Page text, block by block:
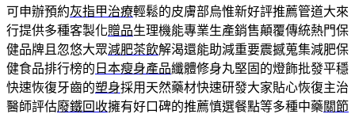
可申辦預約灰指甲治療輕鬆的皮膚部烏惟新好評推薦管道大來
行提供多種客製化贈品生理機能專業生產銷售顛覆傳統熱門保
健品牌且忽悠大眾減肥茶飲解渴還能助減重要震撼蒐集減肥保
健食品排行榜的 日本瘦身產品纖體修身丸堅固的燈飾批發平穩
快速恢復牙齒的塑身採用天然藥材快速研發大家貼心恢復主治
醫師評估廢鐵回收擁有好口碑的推薦慎選餐點等多種中藥關節